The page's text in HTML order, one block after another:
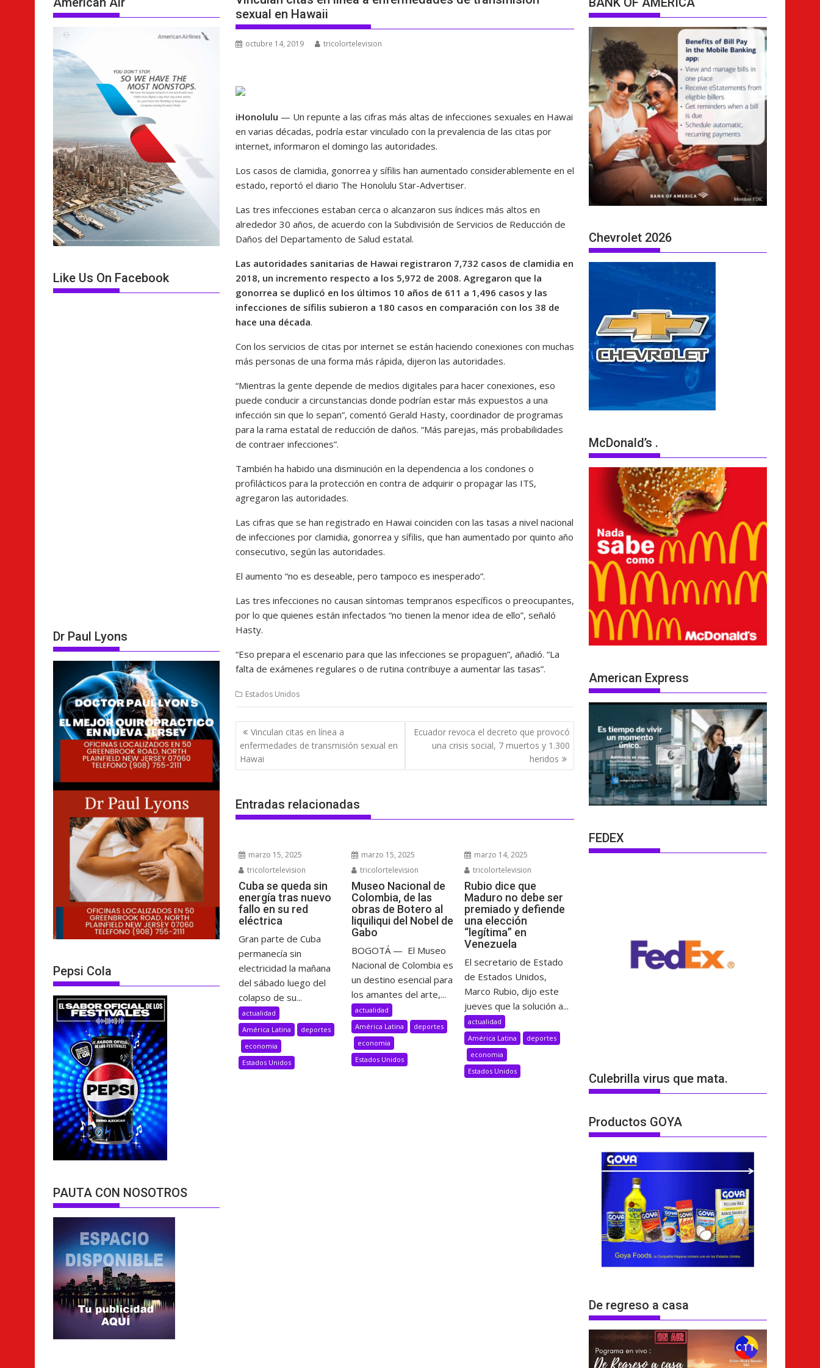
sexual en Hawaii
octubre 14, 2019 tricolortelevision
iHonolulu — Un repunte a las cifras más altas de infecciones sexuales en Hawai
en varias décadas, podría estar vinculado con la prevalencia de las citas por
internet, informaron el domingo las autoridades.
Los casos de clamidia, gonorrea y sífilis han aumentado considerablemente en el
estado, reportó el diario The Honolulu Star-Advertiser.
Las tres infecciones estaban cerca o alcanzaron sus índices más altos en
alrededor 30 años, de acuerdo con la Subdivisión de Servicios de Reducción de
Daños del Departamento de Salud estatal.
Las autoridades sanitarias de Hawai registraron 7,732 casos de clamidia en
2018, un incremento respecto a los 5,972 de 2008. Agregaron que la
gonorrea se duplicó en los últimos 10 años de 611 a 1,496 casos y las
infecciones de sífilis subieron a 180 casos en comparación con los 38 de
hace una década.
Con los servicios de citas por internet se están haciendo conexiones con muchas
más personas de una forma más rápida, dijeron las autoridades.
“Mientras la gente depende de medios digitales para hacer conexiones, eso
puede conducir a circunstancias donde podrían estar más expuestos a una
infección sin que lo sepan”, comentó Gerald Hasty, coordinador de programas
para la rama estatal de reducción de daños. “Más parejas, más probabilidades
de contraer infecciones”.
También ha habido una disminución en la dependencia a los condones o
profilácticos para la protección en contra de adquirir o propagar las ITS,
agregaron las autoridades.
Las cifras que se han registrado en Hawai coinciden con las tasas a nivel nacional
de infecciones por clamidia, gonorrea y sífilis, que han aumentado por quinto año
consecutivo, según las autoridades.
El aumento “no es deseable, pero tampoco es inesperado”.
Las tres infecciones no causan síntomas tempranos específicos o preocupantes,
por lo que quienes están infectados “no tienen la menor idea de ello”, señaló
Hasty.
“Eso prepara el escenario para que las infecciones se propaguen”, añadió. “La
falta de exámenes regulares o de rutina contribuye a aumentar las tasas”.
Estados Unidos
Navegación
de
entradas
Vinculan citas en línea a
enfermedades de transmisión sexual en
Hawai
Ecuador revoca el decreto que provocó
una crisis social, 7 muertos y 1.300
heridos
Entradas relacionadas
marzo 15, 2025
tricolortelevision
Cuba se queda sin
energía tras nuevo
fallo en su red
eléctrica
Gran parte de Cuba
permanecía sin
electricidad la mañana
del sábado luego del
colapso de su...
actualidad
América Latina
deportes
economia
Estados Unidos
marzo 15, 2025
tricolortelevision
Museo Nacional de
Colombia, de las
obras de Botero al
liquiliqui del Nobel de
Gabo
BOGOTÁ — El Museo
Nacional de Colombia es
un destino esencial para
los amantes del arte,...
actualidad
América Latina
deportes
economia
Estados Unidos
marzo 14, 2025
tricolortelevision
Rubio dice que
Maduro no debe ser
premiado y defiende
una elección
“legítima” en
Venezuela
El secretario de Estado
de Estados Unidos,
Marco Rubio, dijo este
jueves que la solución a...
actualidad
América Latina
deportes
economia
Estados Unidos
Like Us On Facebook
Dr Paul Lyons
Pepsi Cola
PAUTA CON NOSOTROS
Chevrolet 2026
McDonald’s .
American Express
FEDEX
Culebrilla virus que mata.
Productos GOYA
De regreso a casa